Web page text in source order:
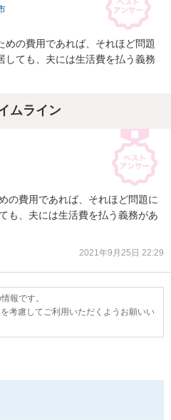
めの費用であれば、それほど問題
しても、夫には生活費を払う義務
ムライン
の費用であれば、それほど問題に
も、夫には生活費を払う義務があ
2021年9月25日 22:29
報です。
考慮してご利用いただくようお願いい